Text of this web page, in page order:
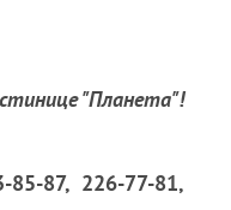
"Планета"!
85-87, 226-77-81,